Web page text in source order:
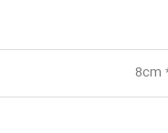
8cm